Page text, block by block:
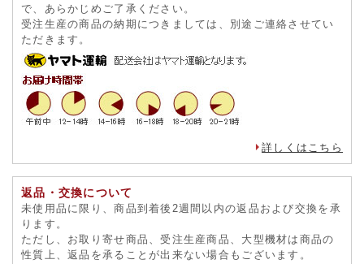
で、あらかじめご了承ください。
受注生産の商品の納期につきましては、別途ご連絡させてい
ただきます。
詳しくはこちら
返品・交換について
未使用品に限り、商品到着後2週間以内の返品および交換を承
ります。
ただし、お取り寄せ商品、受注生産商品、大型機材は商品の
性質上、返品を承ることが出来ない場合もございます。